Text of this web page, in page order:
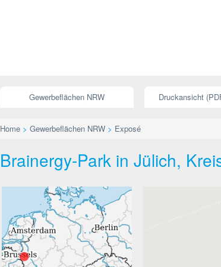
Gewerbeflächen NRW Druckansicht
Home > Gewerbeflächen NRW > Exposé
Brainergy-Park in Jülich,